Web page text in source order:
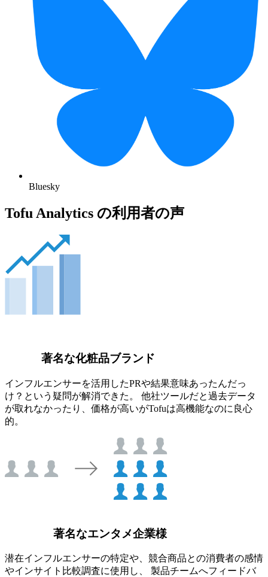
Bluesky
Tofu Analytics の利用者の声
著名な化粧品ブランド
インフルエンサーを活用したPRや結果意味あったんだっ
け？という疑問が解消できた。 他社ツールだと過去データ
が取れなかったり、価格が高いがTofuは高機能なのに良心
的。
著名なエンタメ企業様
潜在インフルエンサーの特定や、競合商品との消費者の感情
やインサイト比較調査に使用し、 製品チームへフィードバ